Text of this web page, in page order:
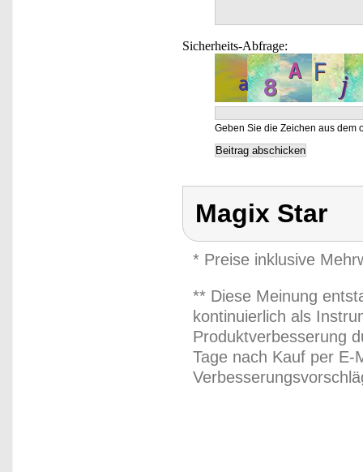
Sicherheits-Abfrage:
Geben Sie die Zeichen aus dem
Magix Star
* Preise inklusive
** Diese Meinung
kontinuierlich als
Produktverbesserung
Tage nach Kauf per E-